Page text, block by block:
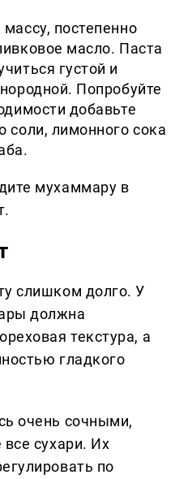
постепенно
масло. Паста
густой и
Попробуйте
добавьте
соли, лимонного сока
мухаммару в
слишком долго. У
должна
текстура, а
гладкого
очень сочными,
все сухари. Их
по